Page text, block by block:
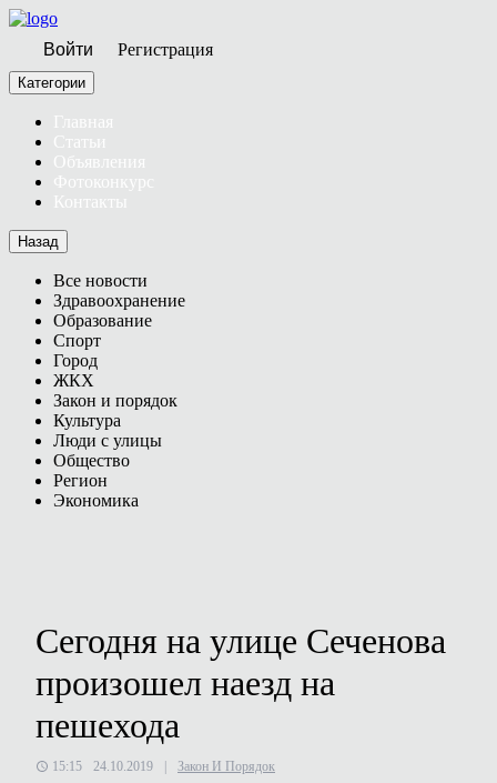
Войти Регистрация
Категории
Главная
Статьи
Объявления
Фотоконкурс
Контакты
Назад
Все новости
Здравоохранение
Образование
Спорт
Город
ЖКХ
Закон и порядок
Культура
Люди с улицы
Общество
Регион
Экономика
Сегодня на улице Сеченова
произошел наезд на
пешехода
15:15 24.10.2019 Закон И Порядок